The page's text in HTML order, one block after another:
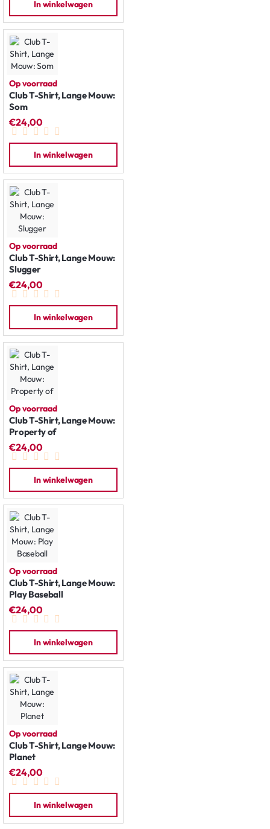
In winkelwagen
Op voorraad
Club T-Shirt, Lange Mouw:
Som
€24,00
In winkelwagen
Op voorraad
Club T-Shirt, Lange Mouw:
Slugger
€24,00
In winkelwagen
Op voorraad
Club T-Shirt, Lange Mouw:
Property of
€24,00
In winkelwagen
Op voorraad
Club T-Shirt, Lange Mouw:
Play Baseball
€24,00
In winkelwagen
Op voorraad
Club T-Shirt, Lange Mouw:
Planet
€24,00
In winkelwagen